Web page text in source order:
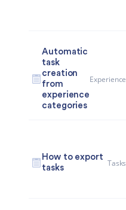
Automatic
task
creation
from
experience
categories
Experience
How to export
tasks
Tasks